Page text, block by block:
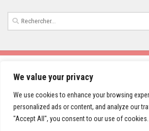
We value your privacy
We use cookies to enhance your browsing
personalized ads or content, and analyze our
"Accept All", you consent to our use of cookies.
Rechercher :